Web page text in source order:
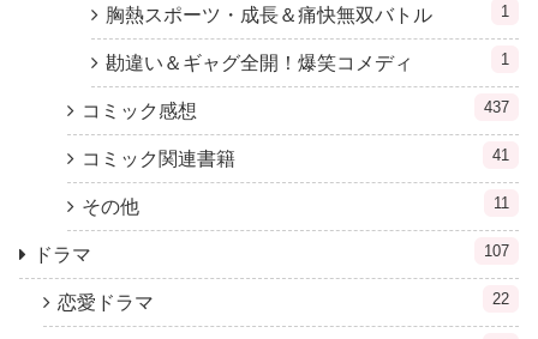
胸熱スポーツ・成長＆痛快無双バトル 1
勘違い＆ギャグ全開！爆笑コメディ 1
コミック感想 437
コミック関連書籍 41
その他 11
ドラマ 107
恋愛ドラマ 22